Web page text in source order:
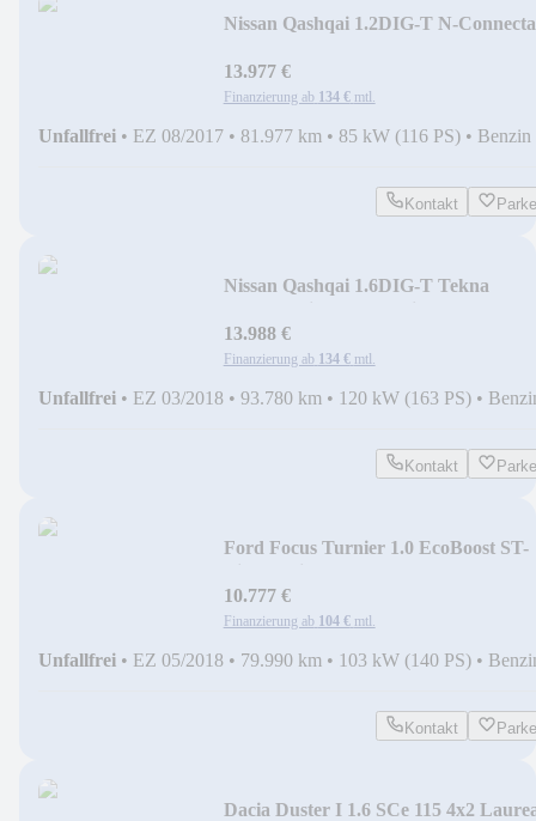
Nissan Qashqai 1.2DIG-T N-Connecta
13.977 €
Finanzierung ab 134 € mtl.
Unfallfrei • EZ 08/2017 • 81.977 km • 85 kW (116 PS) • Benzin
Kontakt
Nissan Qashqai 1.6DIG-T Tekna
13.988 €
Finanzierung ab 134 € mtl.
Unfallfrei • EZ 03/2018 • 93.780 km • 120 kW (163 PS) •
Kontakt
Ford Focus Turnier 1.0 EcoBoost ST-
10.777 €
Finanzierung ab 104 € mtl.
Unfallfrei • EZ 05/2018 • 79.990 km • 103 kW (140 PS) •
Kontakt
Dacia Duster I 1.6 SCe 115 4x2